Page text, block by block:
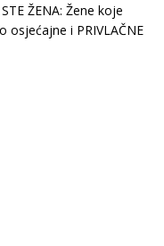
ŽENA: Žene koje
osjećajne i PRIVLAČNE